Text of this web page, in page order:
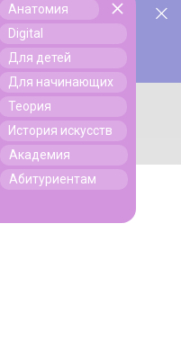
Поиск
Поиск
Анатомия
Digital
Для детей
Для начинающих
Теория
История искусств
Академия
Абитуриентам